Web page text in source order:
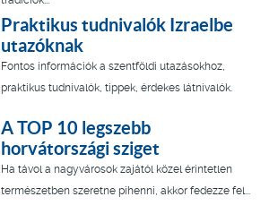
Praktikus tudnivalók Izraelbe
utazóknak
Fontos információk a szentföldi utazásokhoz,
praktikus tudnivalók, tippek, érdekes látnivalók.
A TOP 10 legszebb
horvátországi sziget
Ha távol a nagyvárosok zajától közel érintetlen
természetben szeretne pihenni, akkor fedezze fel...